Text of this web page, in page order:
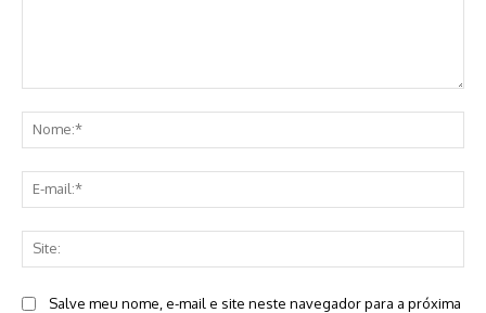
Salve meu nome, e-mail e site neste navegador para a próxima